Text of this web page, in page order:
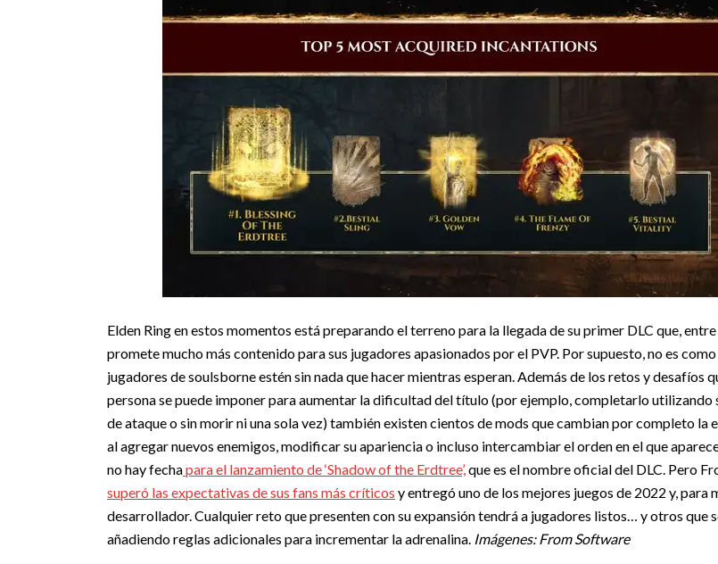
Elden Ring en estos momentos está preparando el terreno para la llegada de su primer DLC que,
promete mucho más contenido para sus jugadores apasionados por el PVP. Por supuesto, no es como
jugadores de soulsborne estén sin nada que hacer mientras esperan. Además de los retos y desafíos
persona se puede imponer para aumentar la dificultad del título (por ejemplo, completarlo utilizando
de ataque o sin morir ni una sola vez) también existen cientos de mods que cambian por completo la
al agregar nuevos enemigos, modificar su apariencia o incluso intercambiar el orden en el que
no hay fechapara el lanzamiento de ‘Shadow of the Erdtree’,que es el nombre oficial del DLC. Pero
superó las expectativas de sus fans más críticos y entregó uno de los mejores juegos de 2022 y, para
desarrollador. Cualquier reto que presenten con su expansión tendrá a jugadores listos… y otros que
añadiendo reglas adicionales para incrementar la adrenalina. Imágenes: From Software